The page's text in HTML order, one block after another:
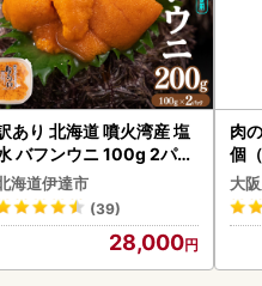
あり 北海道 噴火湾産 塩
バフンウニ 100g 2パッ
計200g 《アフター保証
き》うに ウニ 雲丹 海鮮
の幸 魚介類 ウニ丼 お寿
司 濃厚 無添加 産地直送 お
り寄せ 山村水産 送料無
海道伊達市
(39)
28,000
肉
個
ー
わ
大